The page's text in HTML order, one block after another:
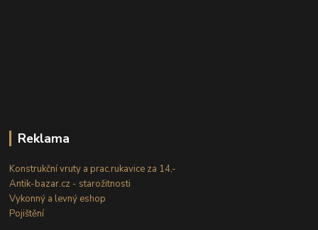
Reklama
Konstrukční vruty a prac.rukavice za 14,-
Antik-bazar.cz - starožitnosti
Vykonný a levný eshop
Pojištění